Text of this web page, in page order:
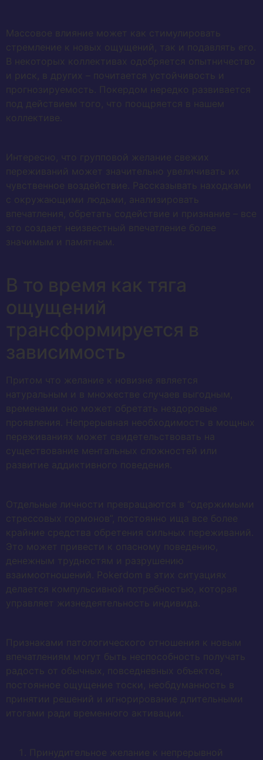
Массовое влияние может как стимулировать
стремление к новых ощущений, так и подавлять его.
В некоторых коллективах одобряется опытничество
и риск, в других – почитается устойчивость и
прогнозируемость. Покердом нередко развивается
под действием того, что поощряется в нашем
коллективе.
Интересно, что групповой желание свежих
переживаний может значительно увеличивать их
чувственное воздействие. Рассказывать находками
с окружающими людьми, анализировать
впечатления, обретать содействие и признание – все
это создает неизвестный впечатление более
значимым и памятным.
В то время как тяга
ощущений
трансформируется в
зависимость
Притом что желание к новизне является
натуральным и в множестве случаев выгодным,
временами оно может обретать нездоровые
проявления. Непрерывная необходимость в мощных
переживаниях может свидетельствовать на
существование ментальных сложностей или
развитие аддиктивного поведения.
Отдельные личности превращаются в “одержимыми
стрессовых гормонов”, постоянно ища все более
крайние средства обретения сильных переживаний.
Это может привести к опасному поведению,
денежным трудностям и разрушению
взаимоотношений. Pokerdom в этих ситуациях
делается компульсивной потребностью, которая
управляет жизнедеятельность индивида.
Признаками патологического отношения к новым
впечатлениям могут быть неспособность получать
радость от обычных, повседневных объектов,
постоянное ощущение тоски, необдуманность в
принятии решений и игнорирование длительными
итогами ради временного активации.
Принудительное желание к непрерывной